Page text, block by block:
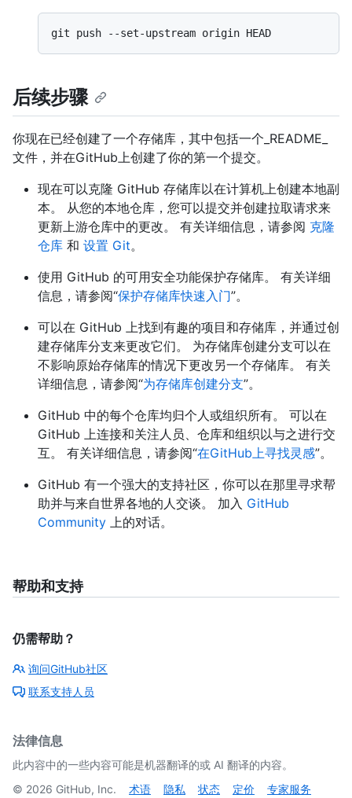
后续步骤
你现在已经创建了一个存储库，其中包括一个_README_
文件，并在GitHub上创建了你的第一个提交。
现在可以克隆 GitHub 存储库以在计算机上创建本地副
本。 从您的本地仓库，您可以提交并创建拉取请求来
更新上游仓库中的更改。 有关详细信息，请参阅 克隆
仓库 和 设置 Git。
使用 GitHub 的可用安全功能保护存储库。 有关详细
信息，请参阅“保护存储库快速入门”。
可以在 GitHub 上找到有趣的项目和存储库，并通过创
建存储库分支来更改它们。 为存储库创建分支可以在
不影响原始存储库的情况下更改另一个存储库。 有关
详细信息，请参阅“为存储库创建分支”。
GitHub 中的每个仓库均归个人或组织所有。 可以在
GitHub 上连接和关注人员、仓库和组织以与之进行交
互。 有关详细信息，请参阅“在GitHub上寻找灵感”。
GitHub 有一个强大的支持社区，你可以在那里寻求帮
助并与来自世界各地的人交谈。 加入 GitHub
Community 上的对话。
帮助和支持
仍需帮助？
询问GitHub社区
联系支持人员
法律信息
此内容中的一些内容可能是机器翻译的或 AI 翻译的内容。
© 2026 GitHub, Inc. 术语 隐私 状态 定价 专家服务